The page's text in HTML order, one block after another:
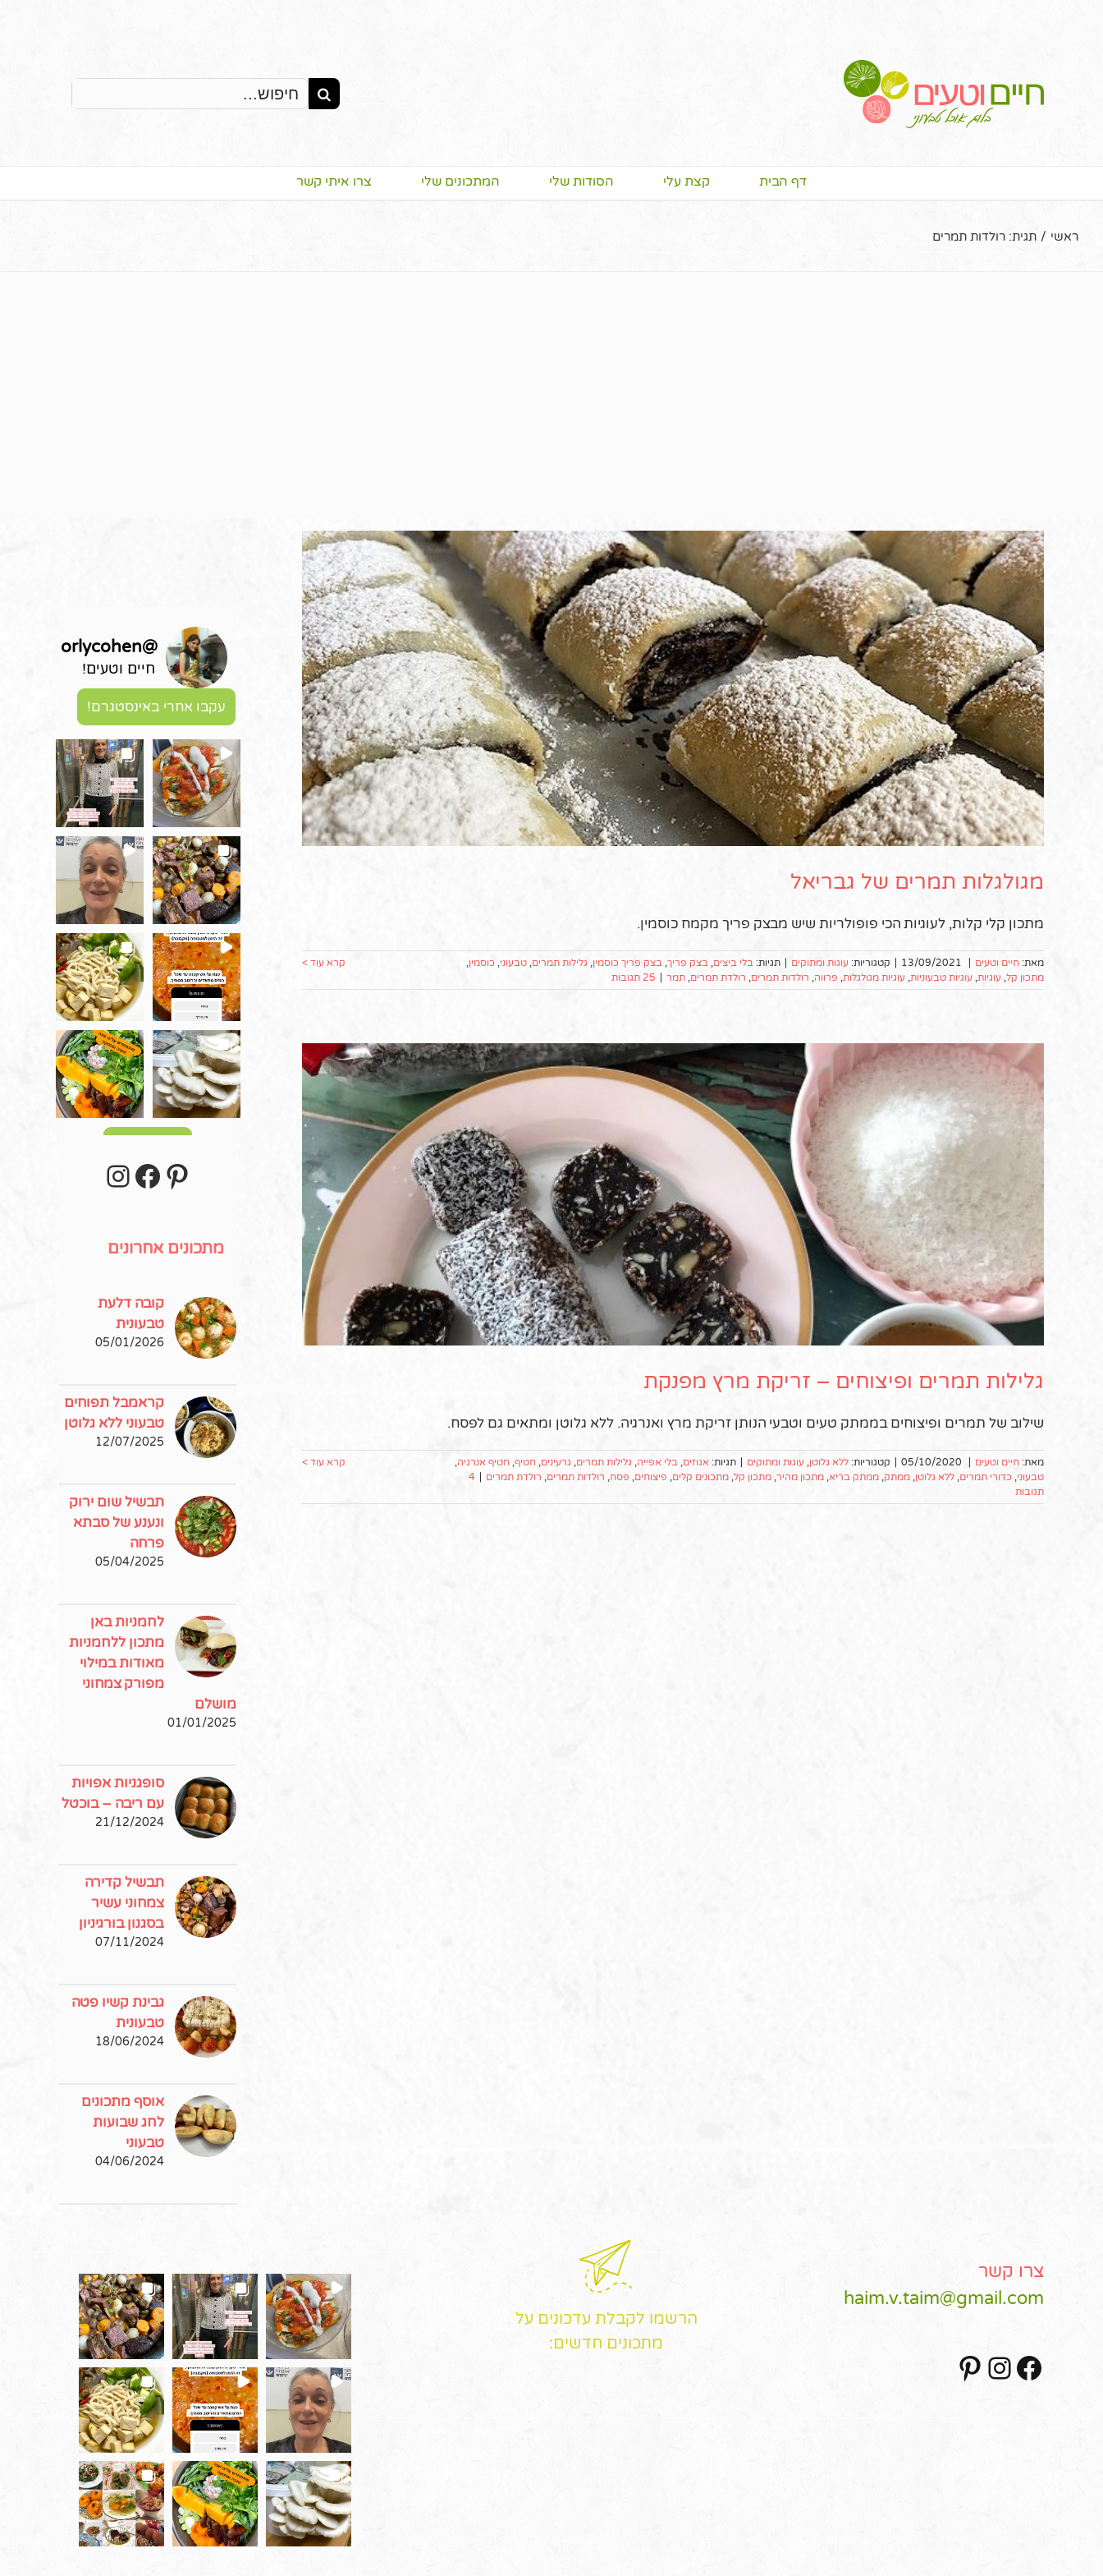
Search
for:
דף הבית קצת עלי הסודות שלי המתכונים שלי צרו איתי קשר
ראשי / תגית: רולדות תמרים
מגולגלות תמרים של גבריאל
מתכון קלי קלות, לעוגיות הכי פופולריות שיש מבצק פריך מקמח כוסמין.
מאת: חיים וטעים 13/09/2021 קטגוריות: עוגות ומתוקים תגיות: בלי ביצים, בצק פריך, בצק פריך כוסמין, גלילות תמרים, טבעוני, כוסמין,
מתכון קל, עוגיות, עוגיות טבעוניות, עוגיות מגולגלות, פרווה, רולדות תמרים, רולדת תמרים, תמר 25 תגובות
קרא עוד >
גלילות תמרים ופיצוחים – זריקת מרץ מפנקת
שילוב של תמרים ופיצוחים בממתק טעים וטבעי הנותן זריקת מרץ ואנרגיה. ללא גלוטן ומתאים גם לפסח.
מאת: חיים וטעים |
05/10/2020
| קטגוריות: ללא גלוטן עוגות ומתוקים | תגיות: אגוזים בלי אפייה גלילות תמרים גרעינים חטיף חטיף אנרגיה
טבעוני כדורי תמרים ללא גלוטן ממתק ממתק בריא מתכון מהיר מתכון קל מתכונים קלים פיצוחים פסח רולדות תמרים רולדת תמרים |
4
תגובות
קרא עוד >
@
orlycohen
חיים וטעים!
עקבו אחרי באינסטגרם!
Pinterest
מתכונים אחרונים
קובה דלעת
טבעונית
05/01/2026
קראמבל תפוחים
טבעוני ללא גלוטן
12/07/2025
תבשיל שום ירוק
ונענע של סבתא
פרחה
05/04/2025
לחמניות באן
מתכון ללחמניות
מאודות במילוי
מפורק צמחוני
מושלם
01/01/2025
סופגניות אפויות
עם ריבה – בוכטל
21/12/2024
תבשיל קדירה
צמחוני עשיר
בסגנון בורגיניון
07/11/2024
גבינת קשיו פטה
טבעונית
18/06/2024
אוסף מתכונים
לחג שבועות
טבעוני
04/06/2024
צרו קשר
haim.v.taim@gmail.com
Facebook
Instagram
הרשמו לקבלת עדכונים על
מתכונים חדשים: